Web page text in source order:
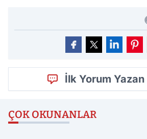
İlk Yorum Yazan
ÇOK OKUNANLAR